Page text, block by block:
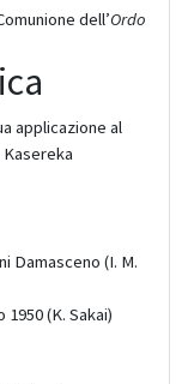
dell’Ordo
applicazione al
Damasceno (I. M.
(K. Sakai)